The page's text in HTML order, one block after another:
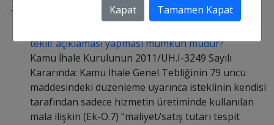
İstekliler kendi sundukları hizmete ilişkin EK O-7
teklif açıklaması yapması mümkün müdür?
Kamu İhale Kurulunun 2011/UH.I-3249 Sayılı
Kararında: Kamu İhale Genel Tebliğinin 79 uncu
maddesindeki düzenleme uyarınca isteklinin kendisi
tarafından sadece hizmetin üretiminde kullanılan
mala ilişkin (Ek-O.7) “maliyet/satış tutarı tespit
Kapat Tamamen Kapat